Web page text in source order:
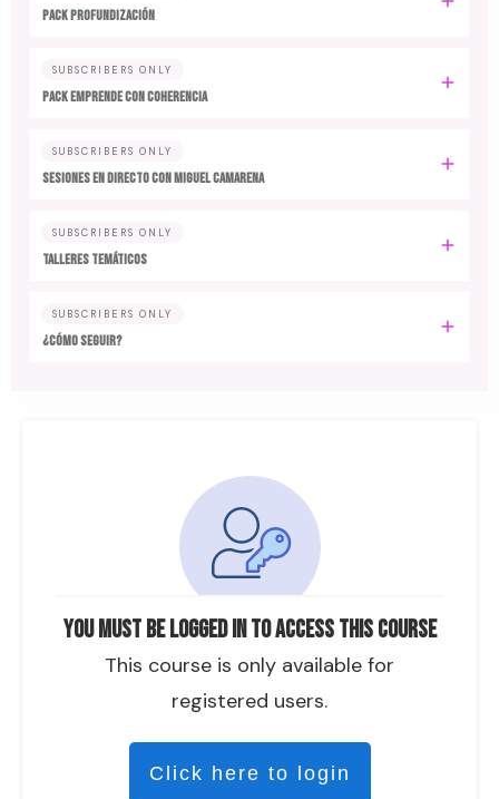
You must be logged in to access this course
This course is only available for
registered users.
Click here to login
PACK PROFUNDIZACIÓN
SUBSCRIBERS ONLY
PACK EMPRENDE CON COHERENCIA
SUBSCRIBERS ONLY
SESIONES EN DIRECTO CON MIGUEL CAMARENA
SUBSCRIBERS ONLY
TALLERES TEMÁTICOS
SUBSCRIBERS ONLY
¿CÓMO SEGUIR?